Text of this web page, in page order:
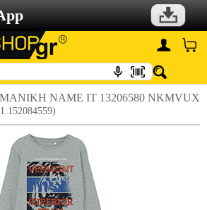
NAME IT 13206580 NKMVUX